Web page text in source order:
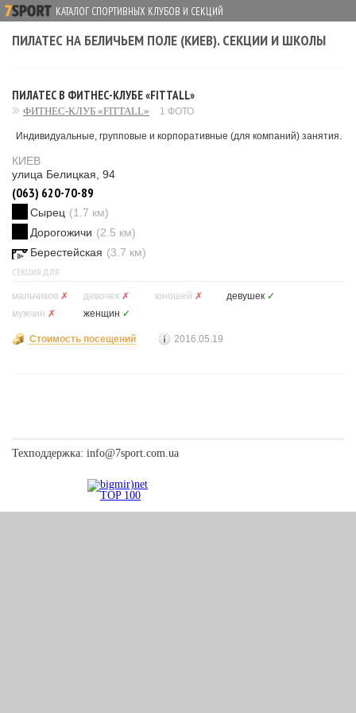
КАТАЛОГ СПОРТИВНЫХ КЛУБОВ И СЕКЦИЙ
ПИЛАТЕС НА БЕЛИЧЬЕМ ПОЛЕ (КИЕВ). СЕКЦИИ И ШКОЛЫ
ПИЛАТЕС В ФИТНЕС-КЛУБЕ «FITTALL»
ФИТНЕС-КЛУБ «FITTALL» 1 ФОТО
Индивидуальные, групповые и корпоративные (для компаний) занятия.
КИЕВ
улица Белицкая, 94
(063) 620-70-89
Сырец (1.7 км)
Дорогожичи (2.5 км)
Берестейская (3.7 км)
СЕКЦИЯ ДЛЯ
мальчиков ✗ девочек ✗ юношей ✗ девушек ✓
мужчин ✗ женщин ✓
Стоимость посещений 2016.05.19
Техподдержка: info@7sport.com.ua